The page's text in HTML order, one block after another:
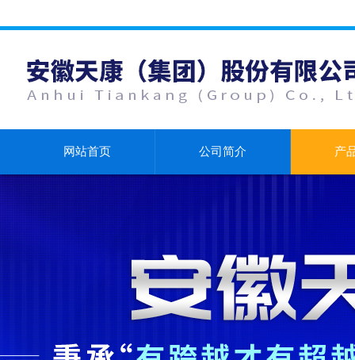
网站首页 公司简介 产